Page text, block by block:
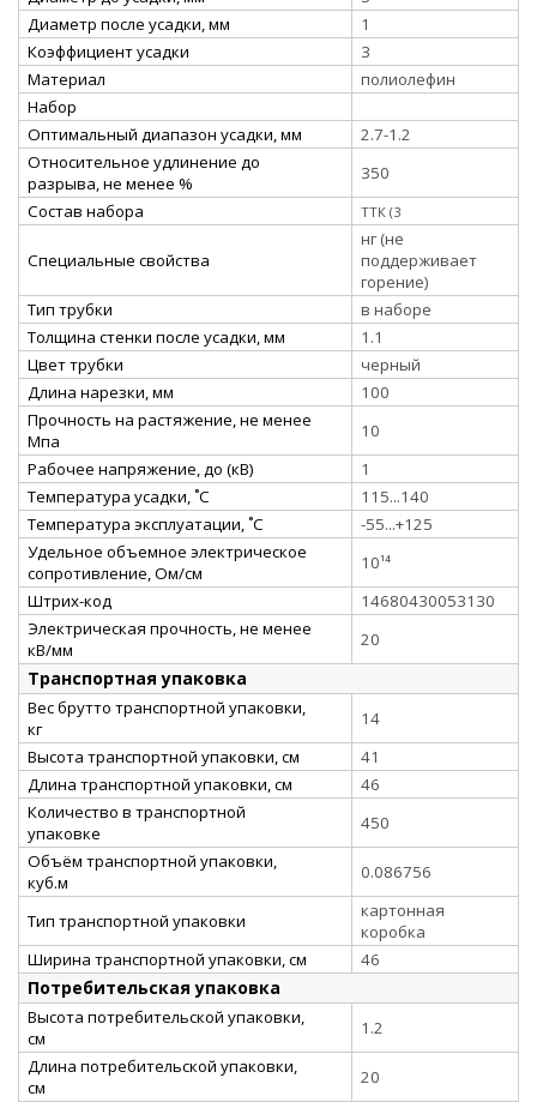
Диаметр после усадки, мм
1
Коэффициент усадки
3
Материал
полиолефин
Набор
Оптимальный диапазон усадки, мм
2.7-1.2
Относительное удлинение до
разрыва, не менее %
350
Состав набора
ТТК (3
Специальные свойства
нг (не
поддерживает
горение)
Тип трубки
в наборе
Толщина стенки после усадки, мм
1.1
Цвет трубки
черный
Длина нарезки, мм
100
Прочность на растяжение, не менее
Мпа
10
Рабочее напряжение, до (кВ)
1
Температура усадки, ˚С
115...140
Температура эксплуатации, ˚С
-55...+125
Удельное объемное электрическое
сопротивление, Ом/см
10¹⁴
Штрих-код
14680430053130
Электрическая прочность, не менее
кВ/мм
20
Транспортная упаковка
Вес брутто транспортной упаковки,
кг
14
Высота транспортной упаковки, см
41
Длина транспортной упаковки, см
46
Количество в транспортной
упаковке
450
Объём транспортной упаковки,
куб.м
0.086756
Тип транспортной упаковки
картонная
коробка
Ширина транспортной упаковки, см
46
Потребительская упаковка
Высота потребительской упаковки,
см
1.2
Длина потребительской упаковки,
см
20